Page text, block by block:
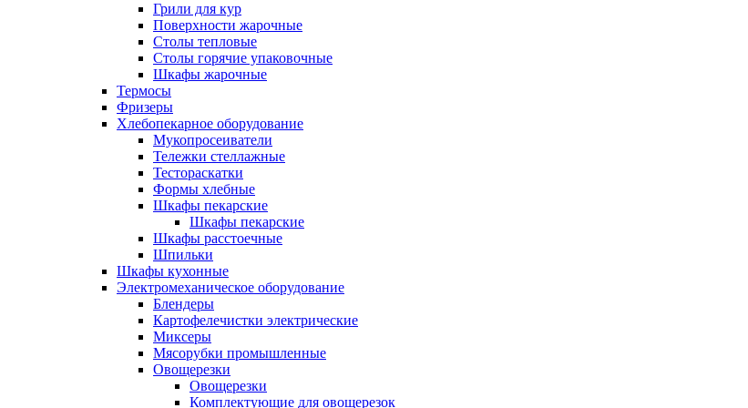
Грили для кур
Поверхности жарочные
Столы тепловые
Столы горячие упаковочные
Шкафы жарочные
Термосы
Фризеры
Хлебопекарное оборудование
Мукопросеиватели
Тележки стеллажные
Тестораскатки
Формы хлебные
Шкафы пекарские
Шкафы пекарские
Шкафы расстоечные
Шпильки
Шкафы кухонные
Электромеханическое оборудование
Блендеры
Картофелечистки электрические
Миксеры
Мясорубки промышленные
Овощерезки
Овощерезки
Комплектующие для овощерезок